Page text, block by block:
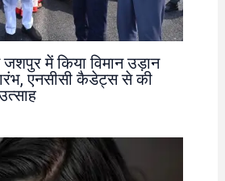
में किया विमान उड़ान
एनसीसी कैडेट्स से की